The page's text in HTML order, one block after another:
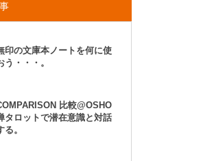
印の文庫本ノートを何に使
う・・・。
比較@OSHO
タロットで潜在意識と対話
る。